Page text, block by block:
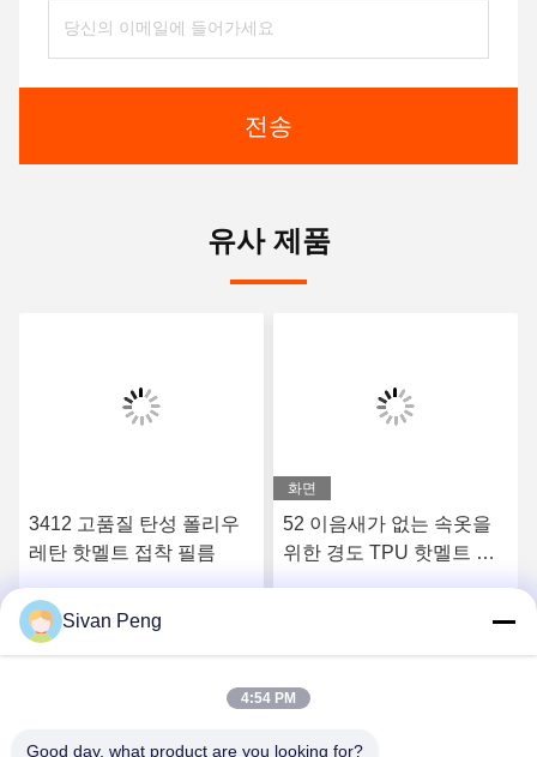
전송
유사 제품
3412 고품질 탄성 폴리우
레탄 핫멜트 접착 필름
화면
52 이음새가 없는 속옷을
위한 경도 TPU 핫멜트 접
Sivan Peng
4:54 PM
Good day, what product are you looking for?